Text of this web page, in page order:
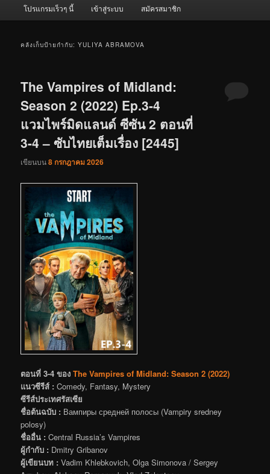
โปรแกรมเร็วๆ นี้ เข้าสู่ระบบ สมัครสมาชิก
คลังเก็บป้ายกำกับ:YULIYA ABRAMOVA
The Vampires of Midland:
Season 2 (2022) Ep.3-4
แวมไพร์มิดแลนด์ ซีซัน 2 ตอนที่
3-4 – ซับไทยเต็มเรื่อง [2445]
เขียนบน8 กรกฎาคม 2026
ตอนที่ 3-4 ของ The Vampires of Midland: Season 2 (2022)
แนวซีรีส์ : Comedy, Fantasy, Mystery
ซีรีส์ประเทศรัสเซีย
ชื่อต้นฉบับ : Вампиры средней полосы (Vampiry sredney
polosy)
ชื่ออื่น : Central Russia’s Vampires
ผู้กำกับ : Dmitry Gribanov
ผู้เขียนบท : Vadim Khlebkovich, Olga Simonova / Sergey